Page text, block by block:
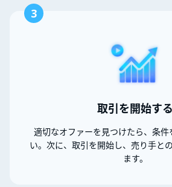
3
取引を開始する
適切なオファーを見つけたら、条件
い。次に、取引を開始し、売り手と
ます。